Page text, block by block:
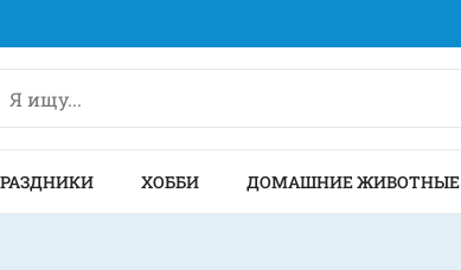
ХОББИ ДОМАШНИЕ ЖИВОТНЫЕ